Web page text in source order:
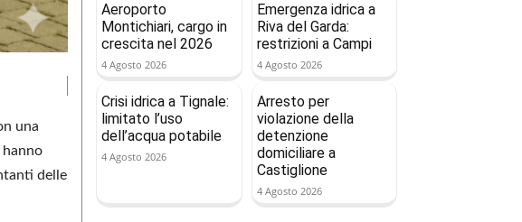
una
delle
Aeroporto
Montichiari, cargo in
crescita nel 2026
4 Agosto 2026
Emergenza idrica a
Riva del Garda:
restrizioni a Campi
4 Agosto 2026
Crisi idrica a Tignale:
limitato l’uso
dell’acqua potabile
4 Agosto 2026
Arresto per
violazione della
detenzione
domiciliare a
Castiglione
4 Agosto 2026